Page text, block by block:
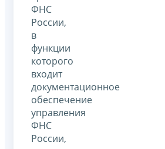
ФНС
России,
в
функции
которого
входит
документационное
обеспечение
управления
ФНС
России,